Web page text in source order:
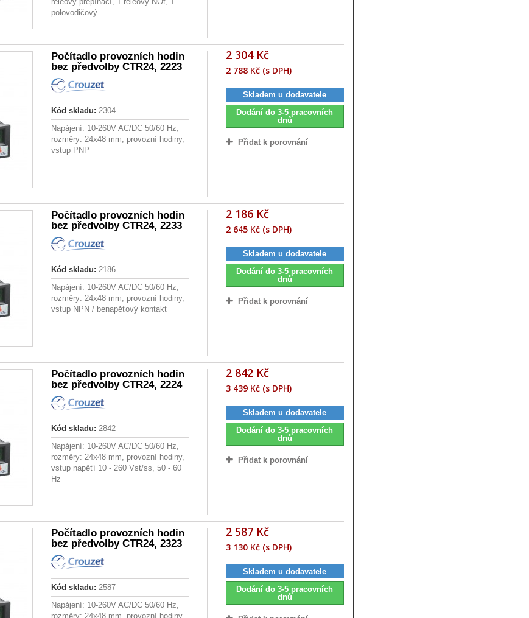
polovodičový
Počítadlo provozních hodin
bez předvolby CTR24, 2223
Kód skladu: 2304
Napájení: 10-260V AC/DC 50/60 Hz,
rozměry: 24x48 mm, provozní hodiny,
vstup PNP
2 304 Kč
2 788 Kč (s DPH)
Skladem u dodavatele
Dodání do 3-5 pracovních
dnů
Přidat k porovnání
Počítadlo provozních hodin
bez předvolby CTR24, 2233
Kód skladu: 2186
Napájení: 10-260V AC/DC 50/60 Hz,
rozměry: 24x48 mm, provozní hodiny,
vstup NPN / benapěťový kontakt
2 186 Kč
2 645 Kč (s DPH)
Skladem u dodavatele
Dodání do 3-5 pracovních
dnů
Přidat k porovnání
Počítadlo provozních hodin
bez předvolby CTR24, 2224
Kód skladu: 2842
Napájení: 10-260V AC/DC 50/60 Hz,
rozměry: 24x48 mm, provozní hodiny,
vstup napěťí 10 - 260 Vst/ss, 50 - 60
Hz
2 842 Kč
3 439 Kč (s DPH)
Skladem u dodavatele
Dodání do 3-5 pracovních
dnů
Přidat k porovnání
Počítadlo provozních hodin
bez předvolby CTR24, 2323
Kód skladu: 2587
Napájení: 10-260V AC/DC 50/60 Hz,
rozměry: 24x48 mm, provozní hodiny,
2 587 Kč
3 130 Kč (s DPH)
Skladem u dodavatele
Dodání do 3-5 pracovních
dnů